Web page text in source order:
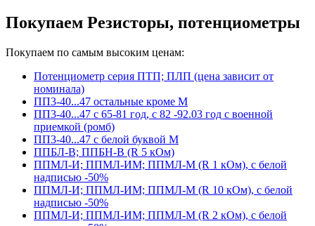
Покупаем Резисторы, потенциометры
Покупаем по самым высоким ценам:
Потенциометр серия ПТП; ПЛП (цена зависит от
номинала)
ПП3-40...47 остальные кроме М
ПП3-40...47 с 65-81 год, с 82 -92.03 год с военной
приемкой (ромб)
ПП3-40...47 с белой буквой М
ППБЛ-В; ППБН-В (R 5 кОм)
ППМЛ-И; ППМЛ-ИМ; ППМЛ-М (R 1 кОм), с белой
надписью -50%
ППМЛ-И; ППМЛ-ИМ; ППМЛ-М (R 10 кОм), с белой
надписью -50%
ППМЛ-И; ППМЛ-ИМ; ППМЛ-М (R 2 кОм), с белой